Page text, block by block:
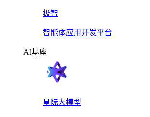
极智
智能体应用开发平台
AI基座
星际大模型